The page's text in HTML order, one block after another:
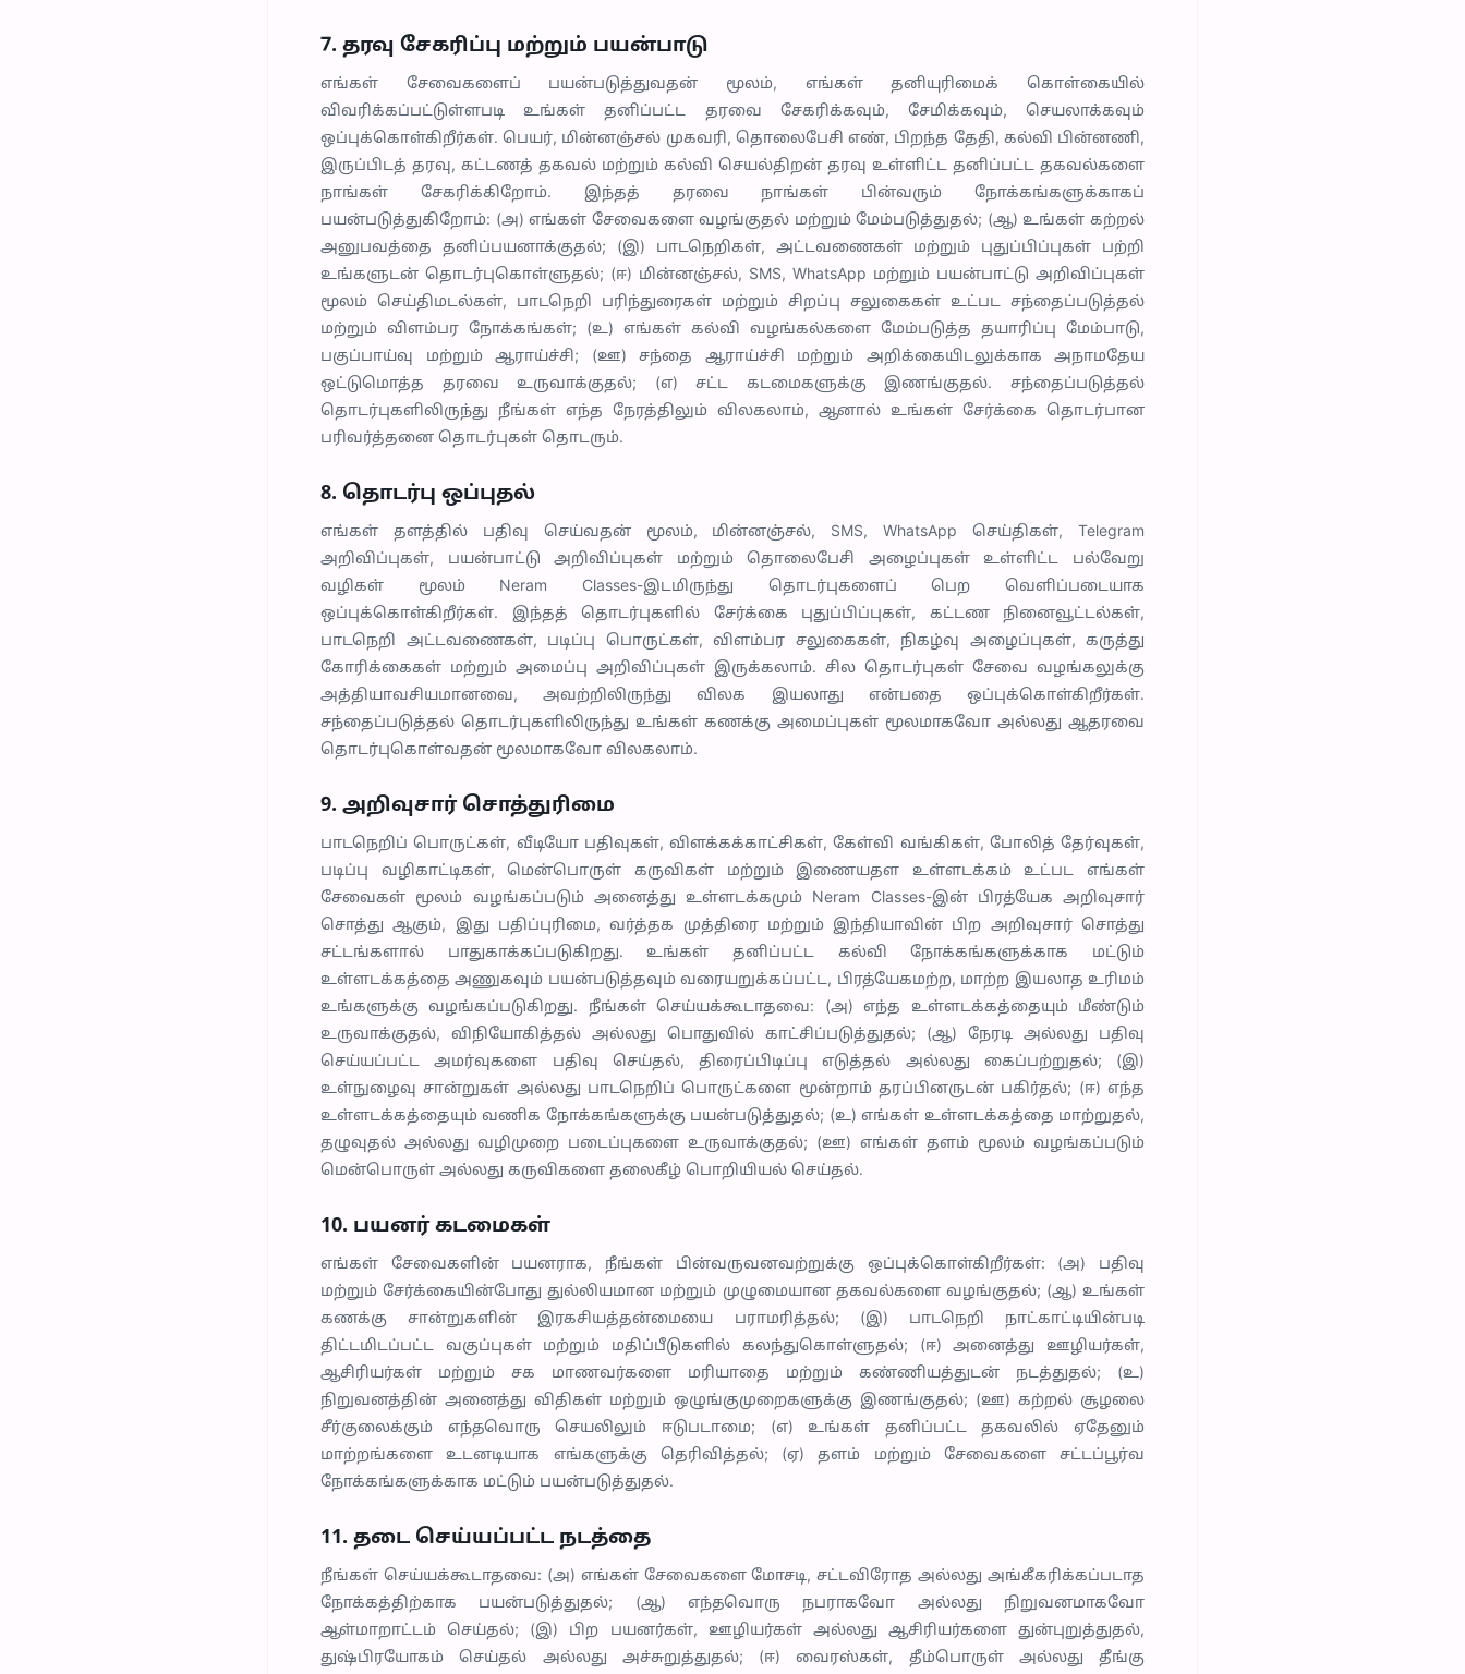
7. தரவு சேகரிப்பு மற்றும் பயன்பாடு
எங்கள் சேவைகளைப் பயன்படுத்துவதன் மூலம், எங்கள் தனியுரிமைக் கொள்கையில்
விவரிக்கப்பட்டுள்ளபடி உங்கள் தனிப்பட்ட தரவை சேகரிக்கவும், சேமிக்கவும், செயலாக்கவும்
ஒப்புக்கொள்கிறீர்கள். பெயர், மின்னஞ்சல் முகவரி, தொலைபேசி எண், பிறந்த தேதி, கல்வி பின்னணி,
இருப்பிடத் தரவு, கட்டணத் தகவல் மற்றும் கல்வி செயல்திறன் தரவு உள்ளிட்ட தனிப்பட்ட தகவல்களை
நாங்கள் சேகரிக்கிறோம். இந்தத் தரவை நாங்கள் பின்வரும் நோக்கங்களுக்காகப்
பயன்படுத்துகிறோம்: (அ) எங்கள் சேவைகளை வழங்குதல் மற்றும் மேம்படுத்துதல்; (ஆ) உங்கள் கற்றல்
அனுபவத்தை தனிப்பயனாக்குதல்; (இ) பாடநெறிகள், அட்டவணைகள் மற்றும் புதுப்பிப்புகள் பற்றி
உங்களுடன் தொடர்புகொள்ளுதல்; (ஈ) மின்னஞ்சல், SMS, WhatsApp மற்றும் பயன்பாட்டு அறிவிப்புகள்
மூலம் செய்திமடல்கள், பாடநெறி பரிந்துரைகள் மற்றும் சிறப்பு சலுகைகள் உட்பட சந்தைப்படுத்தல்
மற்றும் விளம்பர நோக்கங்கள்; (உ) எங்கள் கல்வி வழங்கல்களை மேம்படுத்த தயாரிப்பு மேம்பாடு,
பகுப்பாய்வு மற்றும் ஆராய்ச்சி; (ஊ) சந்தை ஆராய்ச்சி மற்றும் அறிக்கையிடலுக்காக அநாமதேய
ஒட்டுமொத்த தரவை உருவாக்குதல்; (எ) சட்ட கடமைகளுக்கு இணங்குதல். சந்தைப்படுத்தல்
தொடர்புகளிலிருந்து நீங்கள் எந்த நேரத்திலும் விலகலாம், ஆனால் உங்கள் சேர்க்கை தொடர்பான
பரிவர்த்தனை தொடர்புகள் தொடரும்.
8. தொடர்பு ஒப்புதல்
எங்கள் தளத்தில் பதிவு செய்வதன் மூலம், மின்னஞ்சல், SMS, WhatsApp செய்திகள், Telegram
அறிவிப்புகள், பயன்பாட்டு அறிவிப்புகள் மற்றும் தொலைபேசி அழைப்புகள் உள்ளிட்ட பல்வேறு
வழிகள் மூலம் Neram Classes-இடமிருந்து தொடர்புகளைப் பெற வெளிப்படையாக
ஒப்புக்கொள்கிறீர்கள். இந்தத் தொடர்புகளில் சேர்க்கை புதுப்பிப்புகள், கட்டண நினைவூட்டல்கள்,
பாடநெறி அட்டவணைகள், படிப்பு பொருட்கள், விளம்பர சலுகைகள், நிகழ்வு அழைப்புகள், கருத்து
கோரிக்கைகள் மற்றும் அமைப்பு அறிவிப்புகள் இருக்கலாம். சில தொடர்புகள் சேவை வழங்கலுக்கு
அத்தியாவசியமானவை, அவற்றிலிருந்து விலக இயலாது என்பதை ஒப்புக்கொள்கிறீர்கள்.
சந்தைப்படுத்தல் தொடர்புகளிலிருந்து உங்கள் கணக்கு அமைப்புகள் மூலமாகவோ அல்லது ஆதரவை
தொடர்புகொள்வதன் மூலமாகவோ விலகலாம்.
9. அறிவுசார் சொத்துரிமை
பாடநெறிப் பொருட்கள், வீடியோ பதிவுகள், விளக்கக்காட்சிகள், கேள்வி வங்கிகள், போலித் தேர்வுகள்,
படிப்பு வழிகாட்டிகள், மென்பொருள் கருவிகள் மற்றும் இணையதள உள்ளடக்கம் உட்பட எங்கள்
சேவைகள் மூலம் வழங்கப்படும் அனைத்து உள்ளடக்கமும் Neram Classes-இன் பிரத்யேக அறிவுசார்
சொத்து ஆகும், இது பதிப்புரிமை, வர்த்தக முத்திரை மற்றும் இந்தியாவின் பிற அறிவுசார் சொத்து
சட்டங்களால் பாதுகாக்கப்படுகிறது. உங்கள் தனிப்பட்ட கல்வி நோக்கங்களுக்காக மட்டும்
உள்ளடக்கத்தை அணுகவும் பயன்படுத்தவும் வரையறுக்கப்பட்ட, பிரத்யேகமற்ற, மாற்ற இயலாத உரிமம்
உங்களுக்கு வழங்கப்படுகிறது. நீங்கள் செய்யக்கூடாதவை: (அ) எந்த உள்ளடக்கத்தையும் மீண்டும்
உருவாக்குதல், விநியோகித்தல் அல்லது பொதுவில் காட்சிப்படுத்துதல்; (ஆ) நேரடி அல்லது பதிவு
செய்யப்பட்ட அமர்வுகளை பதிவு செய்தல், திரைப்பிடிப்பு எடுத்தல் அல்லது கைப்பற்றுதல்; (இ)
உள்நுழைவு சான்றுகள் அல்லது பாடநெறிப் பொருட்களை மூன்றாம் தரப்பினருடன் பகிர்தல்; (ஈ) எந்த
உள்ளடக்கத்தையும் வணிக நோக்கங்களுக்கு பயன்படுத்துதல்; (உ) எங்கள் உள்ளடக்கத்தை மாற்றுதல்,
தழுவுதல் அல்லது வழிமுறை படைப்புகளை உருவாக்குதல்; (ஊ) எங்கள் தளம் மூலம் வழங்கப்படும்
மென்பொருள் அல்லது கருவிகளை தலைகீழ் பொறியியல் செய்தல்.
10. பயனர் கடமைகள்
எங்கள் சேவைகளின் பயனராக, நீங்கள் பின்வருவனவற்றுக்கு ஒப்புக்கொள்கிறீர்கள்: (அ) பதிவு
மற்றும் சேர்க்கையின்போது துல்லியமான மற்றும் முழுமையான தகவல்களை வழங்குதல்; (ஆ) உங்கள்
கணக்கு சான்றுகளின் இரகசியத்தன்மையை பராமரித்தல்; (இ) பாடநெறி நாட்காட்டியின்படி
திட்டமிடப்பட்ட வகுப்புகள் மற்றும் மதிப்பீடுகளில் கலந்துகொள்ளுதல்; (ஈ) அனைத்து ஊழியர்கள்,
ஆசிரியர்கள் மற்றும் சக மாணவர்களை மரியாதை மற்றும் கண்ணியத்துடன் நடத்துதல்; (உ)
நிறுவனத்தின் அனைத்து விதிகள் மற்றும் ஒழுங்குமுறைகளுக்கு இணங்குதல்; (ஊ) கற்றல் சூழலை
சீர்குலைக்கும் எந்தவொரு செயலிலும் ஈடுபடாமை; (எ) உங்கள் தனிப்பட்ட தகவலில் ஏதேனும்
மாற்றங்களை உடனடியாக எங்களுக்கு தெரிவித்தல்; (ஏ) தளம் மற்றும் சேவைகளை சட்டப்பூர்வ
நோக்கங்களுக்காக மட்டும் பயன்படுத்துதல்.
11. தடை செய்யப்பட்ட நடத்தை
நீங்கள் செய்யக்கூடாதவை: (அ) எங்கள் சேவைகளை மோசடி, சட்டவிரோத அல்லது அங்கீகரிக்கப்படாத
நோக்கத்திற்காக பயன்படுத்துதல்; (ஆ) எந்தவொரு நபராகவோ அல்லது நிறுவனமாகவோ
ஆள்மாறாட்டம் செய்தல்; (இ) பிற பயனர்கள், ஊழியர்கள் அல்லது ஆசிரியர்களை துன்புறுத்துதல்,
துஷ்பிரயோகம் செய்தல் அல்லது அச்சுறுத்துதல்; (ஈ) வைரஸ்கள், தீம்பொருள் அல்லது தீங்கு